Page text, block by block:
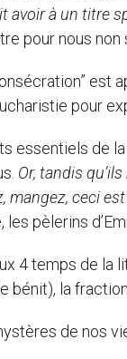
avoir à un titre
pour nous non
est
pour
essentiels de
Or, tandis
mangez, ceci
les pèlerins
4 temps de la
bénit), la
de nos